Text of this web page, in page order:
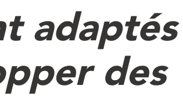
adaptés
des